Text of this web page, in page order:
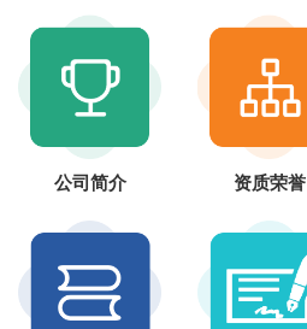
公司简介 资质荣誉